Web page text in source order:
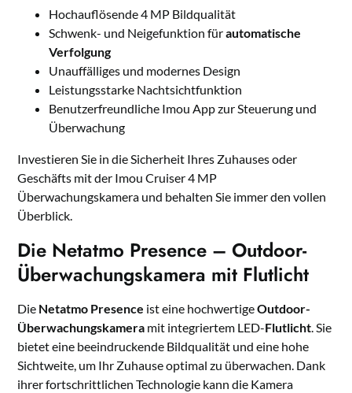
Hochauflösende 4 MP Bildqualität
Schwenk- und Neigefunktion fürautomatische
Verfolgung
Unauffälliges und modernes Design
Leistungsstarke Nachtsichtfunktion
Benutzerfreundliche Imou App zur Steuerung und
Überwachung
Investieren Sie in die Sicherheit Ihres Zuhauses oder
Geschäfts mit der Imou Cruiser 4 MP
Überwachungskamera und behalten Sie immer den vollen
Überblick.
Die Netatmo Presence – Outdoor-
Überwachungskamera mit Flutlicht
Die Netatmo Presence ist eine hochwertigeOutdoor-
Überwachungskamera mit integriertem LED-Flutlicht. Sie
bietet eine beeindruckende Bildqualität und eine hohe
Sichtweite, um Ihr Zuhause optimal zu überwachen. Dank
ihrer fortschrittlichen Technologie kann die Kamera